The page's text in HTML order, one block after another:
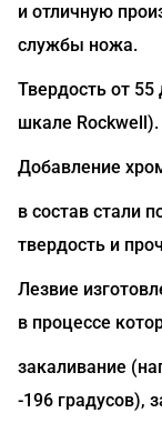
и отличную
службы ножа.
Твердость от 55
шкале Rockwell).
Добавление
в состав стали
твердость и
Лезвие
в процессе
закаливание
-196 градусов),